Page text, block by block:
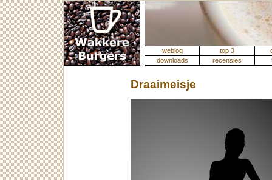
weblog top 3
downloads
recensies
Draaimeisje